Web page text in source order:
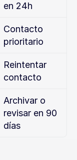
en 24h
Contacto
prioritario
Reintentar
contacto
Archivar o
revisar en 90
días